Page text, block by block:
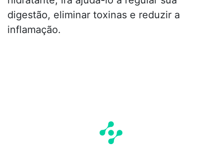
digestão, eliminar toxinas e reduzir a
inflamação.